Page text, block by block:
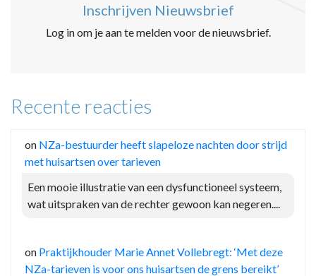
Inschrijven Nieuwsbrief
Log in om je aan te melden voor de nieuwsbrief.
Recente reacties
on NZa-bestuurder heeft slapeloze nachten door strijd
met huisartsen over tarieven
Een mooie illustratie van een dysfunctioneel systeem,
wat uitspraken van de rechter gewoon kan negeren....
on Praktijkhouder Marie Annet Vollebregt: ‘Met deze
NZa-tarieven is voor ons huisartsen de grens bereikt’